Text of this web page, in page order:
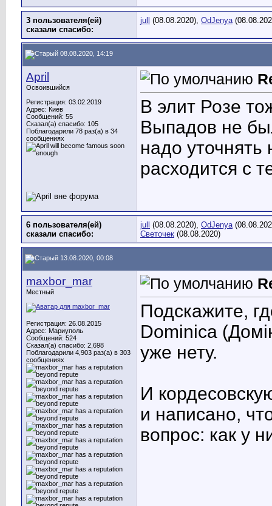
3 пользователя(ей)
сказали cпасибо:
jull (08.08.2020), OdJenya
08.08.2020, 14:19
April
Освоившийся
Регистрация: 03.02.2019
Адрес: Киев
Сообщений: 55
Сказал(а) спасибо: 105
Поблагодарили 78 раз(а) в 34
сообщениях
В элит Розе
Выпадов не
надо уточнять
расходится с
6 пользователя(ей)
сказали cпасибо:
jull (08.08.2020), OdJenya
Светочек (08.08.2020)
13.08.2020, 00:08
maxbor_mar
Местный
Регистрация: 26.08.2015
Адрес: Мариуполь
Сообщений: 524
Сказал(а) спасибо: 2,698
Поблагодарили 4,903 раз(а) в 303
сообщениях
Подскажите,
Dominica
уже нету.
И
и написано,
вопрос: как у